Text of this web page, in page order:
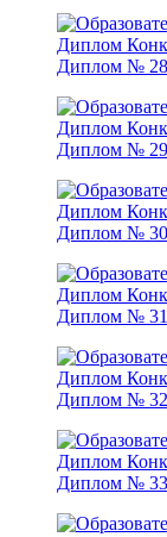
Диплом № 28
Диплом № 29
Диплом № 30
Диплом № 31
Диплом № 32
Диплом № 33